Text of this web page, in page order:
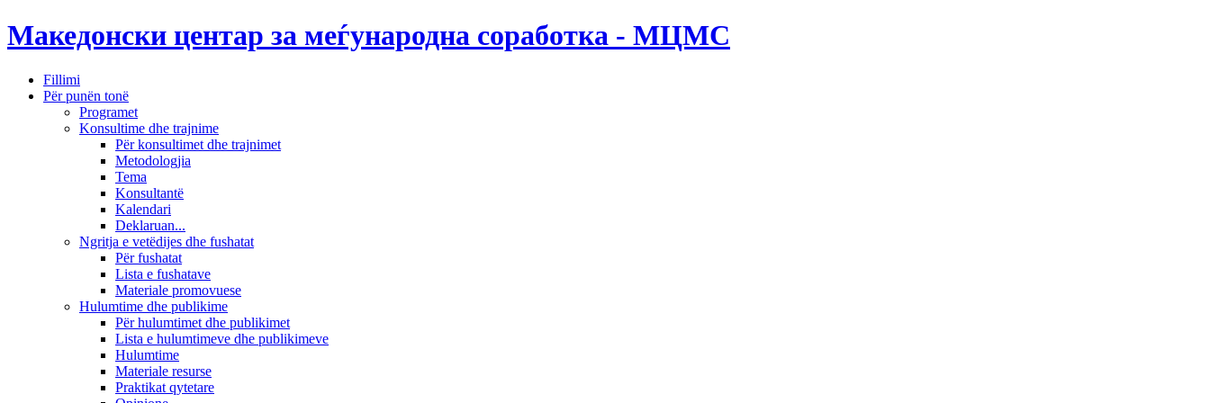
Македонски центар за меѓународна соработка - МЦМС
Fillimi
Për punën tonë
Programet
Konsultime dhe trajnime
Për konsultimet dhe trajnimet
Metodologjia
Tema
Konsultantë
Kalendari
Deklaruan...
Ngritja e vetëdijes dhe fushatat
Për fushatat
Lista e fushatave
Materiale promovuese
Hulumtime dhe publikime
Për hulumtimet dhe publikimet
Lista e hulumtimeve dhe publikimeve
Hulumtime
Materiale resurse
Praktikat qytetare